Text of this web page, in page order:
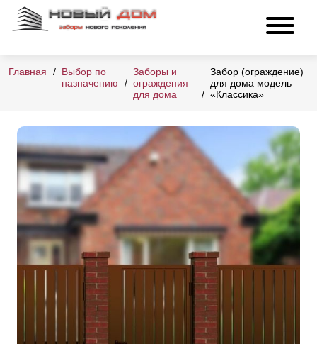
Главная
Выбор по
назначению
Заборы и
ограждения
для дома
Забор (ограждение)
для дома модель
«Классика»